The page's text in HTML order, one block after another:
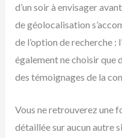
d’un soir à envisager
de géolocalisation
de l’option de recherche :
également ne choisir que
des témoignages de la
Vous ne retrouverez une
détaillée sur aucun autre